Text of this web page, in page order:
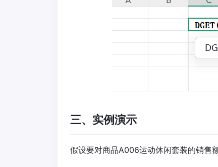
三、实例演示​
假设要对商品A006运动休闲套装的销售